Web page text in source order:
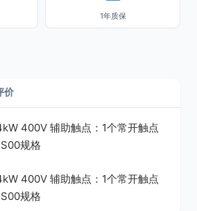
1年质保
价
400V 辅助触点：1个常开触点
规格
400V 辅助触点：1个常开触点
规格